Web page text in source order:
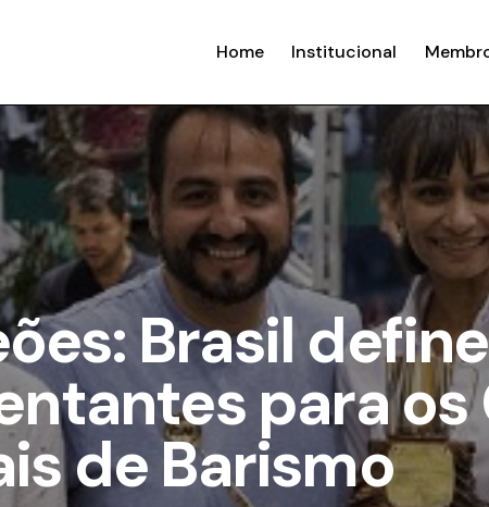
Home Institucional
Brasil define
para
de Barismo